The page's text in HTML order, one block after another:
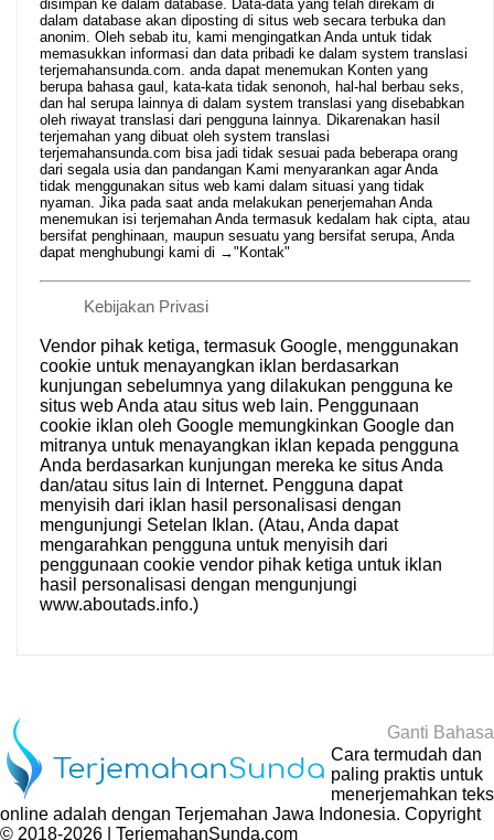
disimpan ke dalam database. Data-data yang telah direkam di
dalam database akan diposting di situs web secara terbuka dan
anonim. Oleh sebab itu, kami mengingatkan Anda untuk tidak
memasukkan informasi dan data pribadi ke dalam system translasi
terjemahansunda.com. anda dapat menemukan Konten yang
berupa bahasa gaul, kata-kata tidak senonoh, hal-hal berbau seks,
dan hal serupa lainnya di dalam system translasi yang disebabkan
oleh riwayat translasi dari pengguna lainnya. Dikarenakan hasil
terjemahan yang dibuat oleh system translasi
terjemahansunda.com bisa jadi tidak sesuai pada beberapa orang
dari segala usia dan pandangan Kami menyarankan agar Anda
tidak menggunakan situs web kami dalam situasi yang tidak
nyaman. Jika pada saat anda melakukan penerjemahan Anda
menemukan isi terjemahan Anda termasuk kedalam hak cipta, atau
bersifat penghinaan, maupun sesuatu yang bersifat serupa, Anda
dapat menghubungi kami di →"Kontak"
Kebijakan Privasi
Vendor pihak ketiga, termasuk Google, menggunakan
cookie untuk menayangkan iklan berdasarkan
kunjungan sebelumnya yang dilakukan pengguna ke
situs web Anda atau situs web lain. Penggunaan
cookie iklan oleh Google memungkinkan Google dan
mitranya untuk menayangkan iklan kepada pengguna
Anda berdasarkan kunjungan mereka ke situs Anda
dan/atau situs lain di Internet. Pengguna dapat
menyisih dari iklan hasil personalisasi dengan
mengunjungi Setelan Iklan. (Atau, Anda dapat
mengarahkan pengguna untuk menyisih dari
penggunaan cookie vendor pihak ketiga untuk iklan
hasil personalisasi dengan mengunjungi
www.aboutads.info.)
Ganti Bahasa
Cara termudah dan
paling praktis untuk
menerjemahkan teks
online adalah dengan Terjemahan Jawa Indonesia. Copyright
© 2018-2026 | TerjemahanSunda.com